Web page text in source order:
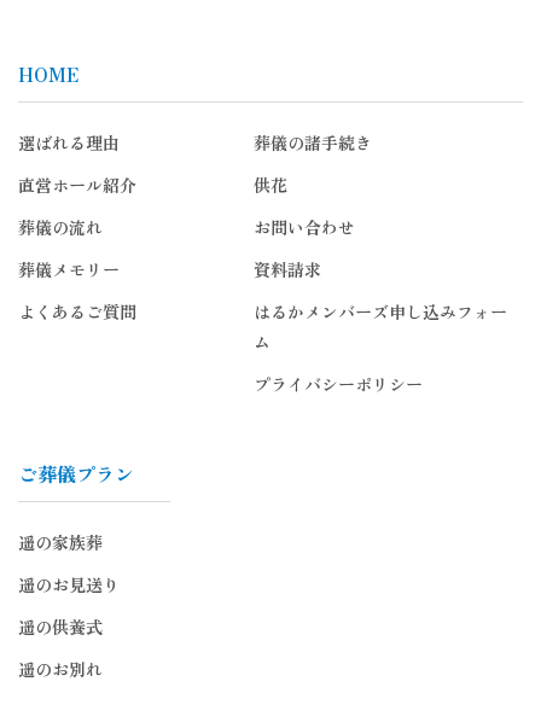
HOME
選ばれる理由
直営ホール紹介
葬儀の流れ
葬儀メモリー
よくあるご質問
葬儀の諸手続き
供花
お問い合わせ
資料請求
はるかメンバーズ申し込みフォー
ム
プライバシーポリシー
ご葬儀プラン
遥の家族葬
遥のお見送り
遥の供養式
遥のお別れ